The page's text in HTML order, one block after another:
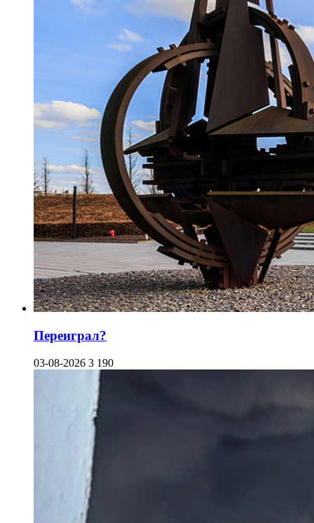
Переиграл?
03-08-2026 3 190